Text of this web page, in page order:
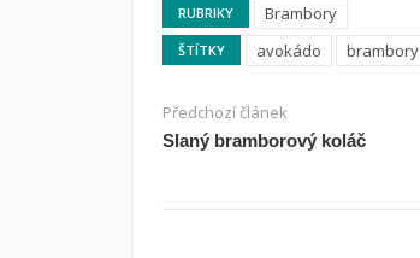
RUBRIKY Brambory
ŠTÍTKY avokádo brambory
Předchozí článek
Slaný bramborový koláč